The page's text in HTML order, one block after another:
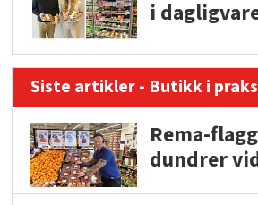
i
Siste artikler - Butikk i
Rema-
dundrer